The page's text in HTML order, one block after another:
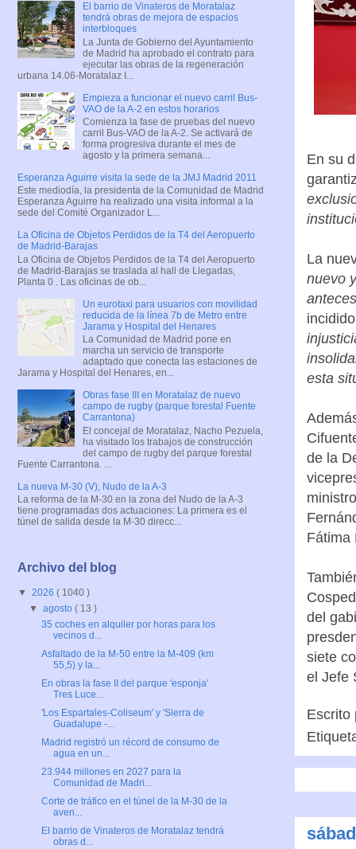
En su
La
nuevo
esta
de la
Fátima
del
siete
el Jefe
El barrio de Vinateros de Moratalaz
tendrá obras de mejora de espacios
interbloques
La Junta de Gobierno del Ayuntamiento
de Madrid ha aprobado el contrato para
ejecutar las obras de la regeneración
urbana 14.06-Moratalaz I...
Empieza a funcionar el nuevo carril Bus-
VAO de la A-2 en estos horarios
Comienza la fase de pruebas del nuevo
carril Bus-VAO de la A-2. Se activará de
forma progresiva durante el mes de
agosto y la primera semana...
Esperanza Aguirre visita la sede de la JMJ Madrid 2011
Este mediodía, la presidenta de la Comunidad de Madrid
Esperanza Aguirre ha realizado una visita informal a la
sede del Comité Organizador L...
La Oficina de Objetos Perdidos de la T4 del Aeropuerto
de Madrid-Barajas
La Oficina de Objetos Perdidos de la T4 del Aeropuerto
de Madrid-Barajas se traslada al hall de Llegadas,
Planta 0 . Las oficinas de ob...
Un eurotaxi para usuarios con movilidad
reducida de la línea 7b de Metro entre
Jarama y Hospital del Henares
La Comunidad de Madrid pone en
marcha un servicio de transporte
adaptado que conecta las estaciones de
Jarama y Hospital del Henares, en...
Obras fase III en Moratalaz de nuevo
campo de rugby (parque forestal Fuente
Carrantona)
El concejal de Moratalaz, Nacho Pezuela,
ha visitado los trabajos de construcción
del campo de rugby del parque forestal
Fuente Carrantona. ...
La nueva M-30 (V), Nudo de la A-3
La reforma de la M-30 en la zona del Nudo de la A-3
tiene programadas dos actuaciones: La primera es el
túnel de salida desde la M-30 direcc...
Archivo del blog
▼ 2026 ( 1040 )
▼agosto( 13 )
35 coches en alquiler por horas para los
vecinos d...
Asfaltado de la M-50 entre la M-409 (km
55,5) y la...
En obras la fase II del parque 'esponja'
Tres Luce...
'Los Espartales-Coliseum' y 'Sierra de
Guadalupe -...
Madrid registró un récord de consumo de
agua en un...
23.944 millones en 2027 para la
Comunidad de Madri...
Corte de tráfico en el túnel de la M-30 de la
aven...
El barrio de Vinateros de Moratalaz tendrá
obras d...